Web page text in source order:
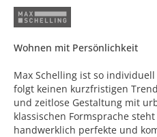
Wohnen mit Persönlichkeit
Max Schelling ist so
folgt keinen kurzfristigen
und zeitlose Gestaltung mit
klassischen Formsprache
handwerklich perfekte und